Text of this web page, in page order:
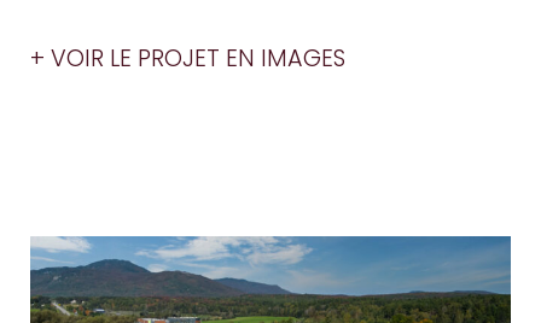
+ VOIR LE PROJET EN IMAGES